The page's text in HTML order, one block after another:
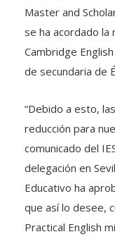
Master and
se ha acordado la
Cambridge
de secundaria de
“Debido a esto,
reducción para
comunicado del
delegación en
Educativo ha
que así lo desee,
Practical English